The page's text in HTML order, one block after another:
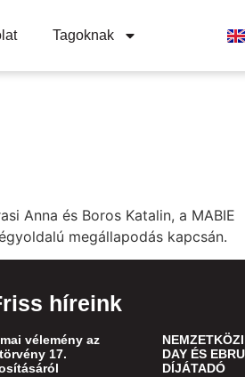
Tagoknak
Anna és Boros Katalin, a MABIE
megállapodás kapcsán.
híreink
vélemény az
17.
DAY ÉS
DÍJÁTADÓ